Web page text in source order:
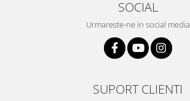
SOCIAL
Urmareste-ne in social media
SUPORT CLIENTI